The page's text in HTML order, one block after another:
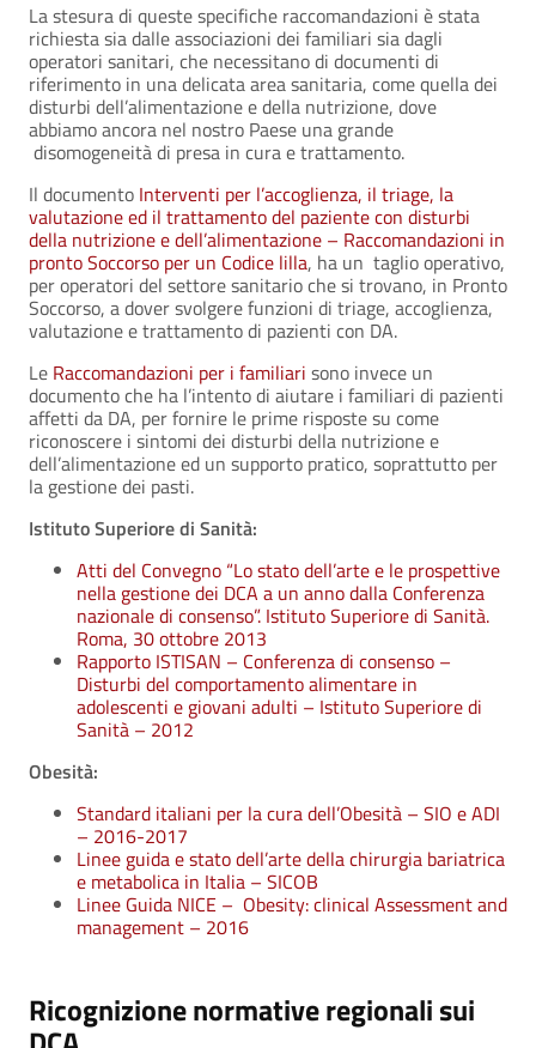
La stesura di queste specifiche raccomandazioni è stata
richiesta sia dalle associazioni dei familiari sia dagli
operatori sanitari, che necessitano di documenti di
riferimento in una delicata area sanitaria, come quella dei
disturbi dell’alimentazione e della nutrizione, dove
abbiamo ancora nel nostro Paese una grande
disomogeneità di presa in cura e trattamento.
Il documento Interventi per l’accoglienza, il triage, la
valutazione ed il trattamento del paziente con disturbi
della nutrizione e dell’alimentazione – Raccomandazioni in
pronto Soccorso per un Codice lilla, ha un taglio operativo,
per operatori del settore sanitario che si trovano, in Pronto
Soccorso, a dover svolgere funzioni di triage, accoglienza,
valutazione e trattamento di pazienti con DA.
Le Raccomandazioni per i familiari sono invece un
documento che ha l’intento di aiutare i familiari di pazienti
affetti da DA, per fornire le prime risposte su come
riconoscere i sintomi dei disturbi della nutrizione e
dell’alimentazione ed un supporto pratico, soprattutto per
la gestione dei pasti.
Istituto Superiore di Sanità:
Atti del Convegno “Lo stato dell’arte e le prospettive
nella gestione dei DCA a un anno dalla Conferenza
nazionale di consenso”. Istituto Superiore di Sanità.
Roma, 30 ottobre 2013
Rapporto ISTISAN – Conferenza di consenso –
Disturbi del comportamento alimentare in
adolescenti e giovani adulti – Istituto Superiore di
Sanità – 2012
Obesità:
Standard italiani per la cura dell’Obesità – SIO e ADI
– 2016-2017
Linee guida e stato dell’arte della chirurgia bariatrica
e metabolica in Italia – SICOB
Linee Guida NICE – Obesity: clinical Assessment and
management – 2016
Ricognizione normative regionali sui